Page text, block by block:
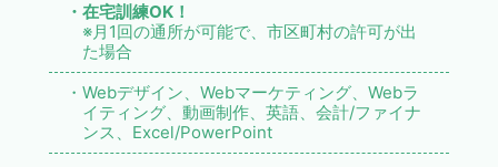
・在宅訓練OK！
※月1回の通所が可能で、市区町村の許可が出
た場合
・Webデザイン、Webマーケティング、Webラ
イティング、動画制作、英語、会計/ファイナ
ンス、Excel/PowerPoint